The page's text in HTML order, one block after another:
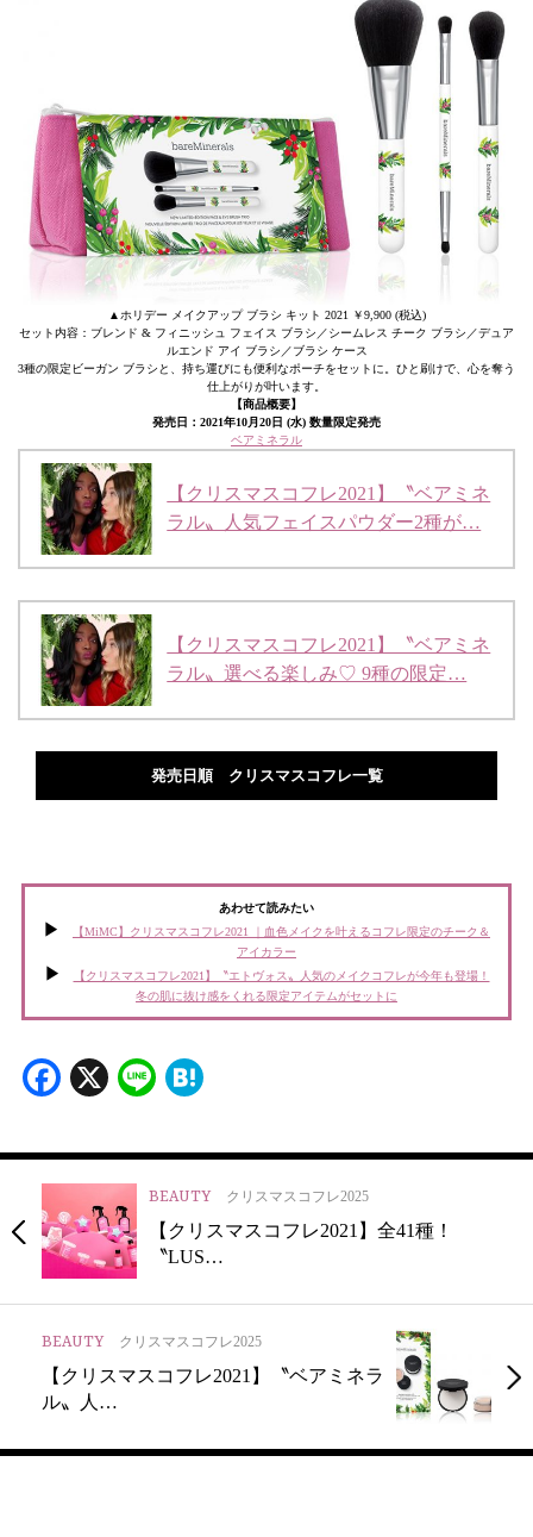
▲ホリデー メイクアップ ブラシ キット 2021 ￥9,900 (税込)
セット内容：ブレンド & フィニッシュ フェイス ブラシ／シームレス チーク ブラシ／デュア
ルエンド アイ ブラシ／ブラシ ケース
3種の限定ビーガン ブラシと、持ち運びにも便利なポーチをセットに。ひと刷けで、心を奪う
仕上がりが叶います。
【商品概要】
発売日：2021年10月20日 (水) 数量限定発売
ベアミネラル
【クリスマスコフレ2021】〝ベアミネ
ラル〟人気フェイスパウダー2種が…
【クリスマスコフレ2021】〝ベアミネ
ラル〟選べる楽しみ♡ 9種の限定…
発売日順 クリスマスコフレ一覧
あわせて読みたい
【MiMC】クリスマスコフレ2021 ｜血色メイクを叶えるコフレ限定のチーク＆
アイカラー
【クリスマスコフレ2021】〝エトヴォス〟人気のメイクコフレが今年も登場！
冬の肌に抜け感をくれる限定アイテムがセットに
Facebook
X Line
BEAUTY クリスマスコフレ2025
【クリスマスコフレ2021】全41種！
〝LUS…
BEAUTY クリスマスコフレ2025
【クリスマスコフレ2021】〝ベアミネラ
ル〟人…